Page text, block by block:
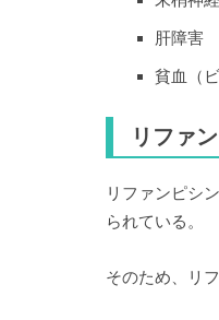
肝障害
貧血（
リファ
リファンピシ
られている。
そのため、リ